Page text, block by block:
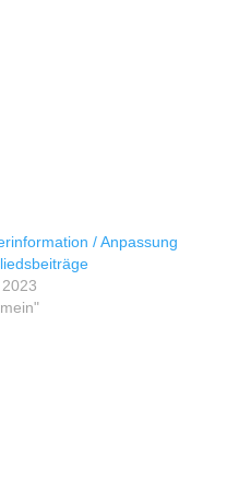
/ Anpassung